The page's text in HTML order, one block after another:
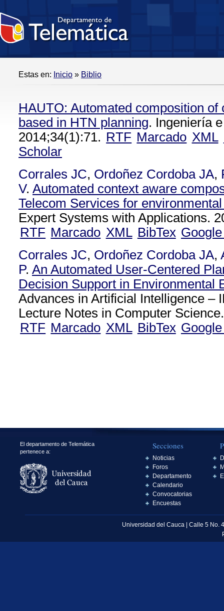
Estas en: Inicio » Biblio
HAUTO: Automated composition of
based in HTN planning. Ingeniería
2014;34(1):71. RTF Marcado XML
Scholar
Corrales JC, Ordoñez Cordoba JA,
V. Automated context aware
Telecom Services for
Expert Systems with Applications.
RTF Marcado XML BibTex
Corrales JC, Ordoñez Cordoba JA,
P. An Automated User-Centered
Decision Support in Environmental
Advances in Artificial Intelligence –
Lecture Notes in Computer
RTF Marcado XML BibTex
El departamento de Telemática
pertenece a:
Secciones
Noticias
Foros
Departamento
Calendario
Convocatorias
Encuestas
Universidad del Cauca | Calle 5 No.